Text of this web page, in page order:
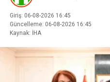
Giriş: 06-08-2026 16:45
Güncelleme: 06-08-2026 16:45
Kaynak: İHA